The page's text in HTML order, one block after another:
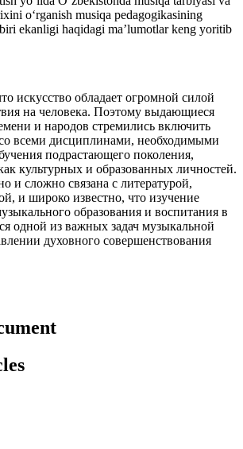
o‘rganish musiqa pedagogikasining
ekanligi haqidagi ma’lumotlar keng yoritib
искусство обладает огромной силой
на человека. Поэтому выдающиеся
и народов стремились включить
всеми дисциплинами, необходимыми
подрастающего поколения,
культурных и образованных личностей.
и сложно связана с литературой,
и широко известно, что изучение
образования и воспитания в
одной из важных задач музыкальной
духовного совершенствования